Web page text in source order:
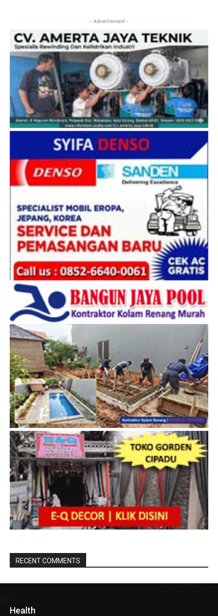
- Advertisment -
RECENT COMMENTS
Health